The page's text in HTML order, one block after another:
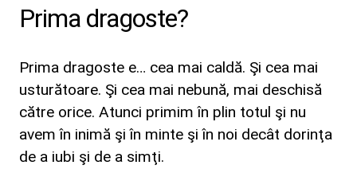
Prima dragoste?
Prima dragoste e… cea mai caldă. Şi cea mai
usturătoare. Şi cea mai nebună, mai deschisă
către orice. Atunci primim în plin totul şi nu
avem în inimă şi în minte şi în noi decât dorinţa
de a iubi şi de a simţi.